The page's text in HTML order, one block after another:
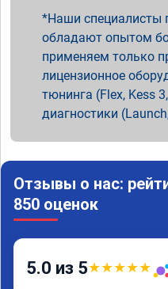
Наши специалисты
обладают опытом
применяем только
лицензионное
тюнинга (Flex, Kess
диагностики
Отзывы о нас:
850 оценок
5.0 из 5★★★★★